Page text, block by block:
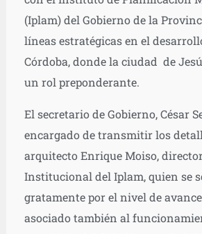
(Iplam) del Gobierno de la
líneas estratégicas en el
Córdoba, donde la ciudad de
un rol preponderante.
El secretario de Gobierno, César
encargado de transmitir los
arquitecto Enrique Moiso,
Institucional del Iplam, quien se
gratamente por el nivel de avance
asociado también al